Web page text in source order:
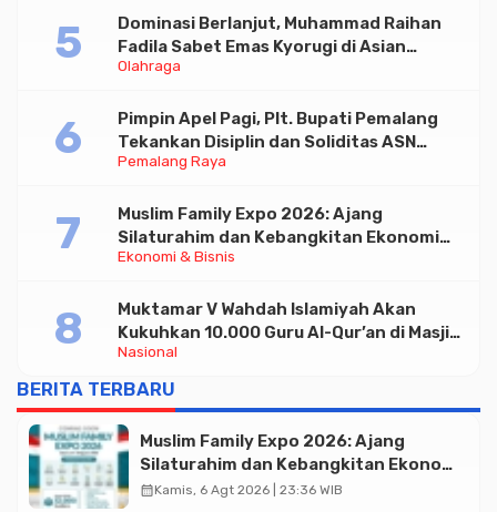
Olahraga
Dominasi Berlanjut, Muhammad Raihan
Fadila Sabet Emas Kyorugi di Asian
Taekwondo Indonesia Open 2026
Pemalang Raya
Pimpin Apel Pagi, Plt. Bupati Pemalang
Tekankan Disiplin dan Soliditas ASN
untuk Pelayanan Publik
Ekonomi & Bisnis
Muslim Family Expo 2026: Ajang
Silaturahim dan Kebangkitan Ekonomi
Halal di Jakarta
Nasional
Muktamar V Wahdah Islamiyah Akan
Kukuhkan 10.000 Guru Al-Qur’an di Masjid
Istiqlal
BERITA TERBARU
Muslim Family Expo 2026: Ajang
Silaturahim dan Kebangkitan Ekonomi
Halal di Jakarta
calendar_monthKamis, 6 Agt 2026 | 23:36 WIB